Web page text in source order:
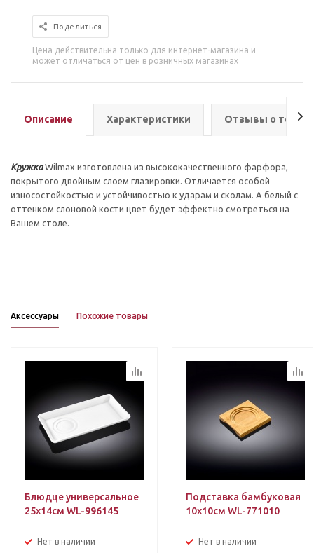
Поделиться
Цена действительна только для интернет-магазина и
может отличаться от цен в розничных магазинах
Описание Характеристики Отзывы о
КружкаWilmax изготовлена из высококачественного фарфора,
покрытого двойным слоем глазировки. Отличается особой
износостойкостью и устойчивостью к ударам и сколам. А белый с
оттенком слоновой кости цвет будет эффектно смотреться на
Вашем столе.
Аксессуары Похожие товары
Блюдце универсальное
25х14см WL-996145
Нет в наличии
Подставка бамбуковая
10х10см WL-771010
Нет в наличии